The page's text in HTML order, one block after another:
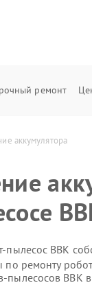
ремонт
аккумулятора
BBK
по ремонту
BBK в